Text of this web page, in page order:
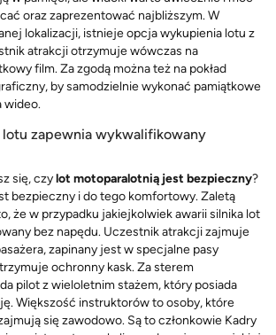
oraz zaprezentować najbliższym. W
lokalizacji, istnieje opcja wykupienia lotu z
atrakcji otrzymuje wówczas na
film. Za zgodą można też na pokład
by samodzielnie wykonać pamiątkowe
wideo.
zapewnia wykwalifikowany
się, czylot motoparalotnią jest bezpieczny?
bezpieczny i do tego komfortowy. Zaletą
że w przypadku jakiejkolwiek awarii silnika lot
bez napędu. Uczestnik atrakcji zajmuje
zapinany jest w specjalne pasy
ochronny kask. Za sterem
pilot z wieloletnim stażem, który posiada
Większość instruktorów to osoby, które
się zawodowo. Są to członkowie Kadry